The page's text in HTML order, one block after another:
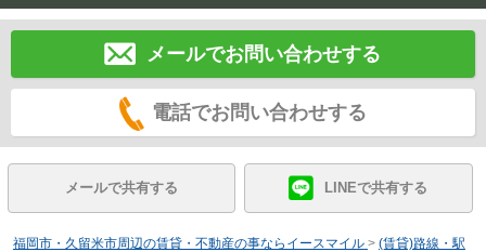
メールでお問い合わせする
電話でお問い合わせする
メールで共有する LINEで共有する
福岡市・久留米市周辺の賃貸・不動産の事ならイースマイル > (賃貸)路線・駅